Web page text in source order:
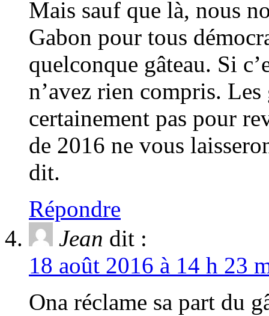
Mais sauf que là, nous
Gabon pour tous
quelconque gâteau. Si
n’avez rien compris.
certainement pas pour
de 2016 ne vous
dit.
Répondre
Jean dit :
18 août 2016 à 14 h 23
Ona réclame sa part du